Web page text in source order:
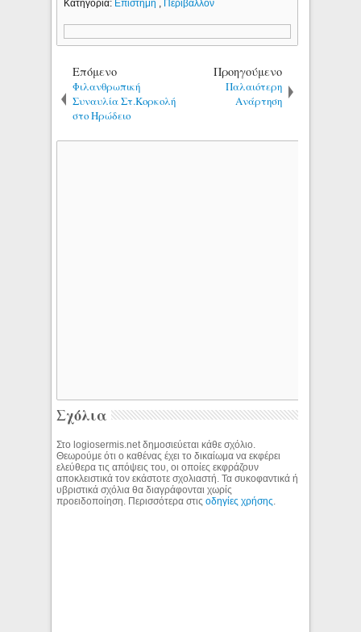
Κατηγορία: Επιστήμη , Περιβάλλον
Επόμενο
Φιλανθρωπική
Συναυλία Στ.Κορκολή
στο Ηρώδειο
Προηγούμενο
Παλαιότερη
Ανάρτηση
Σχόλια
Στο logiosermis.net δημοσιεύεται κάθε σχόλιο.
Θεωρούμε ότι ο καθένας έχει το δικαίωμα να εκφέρει
ελεύθερα τις απόψεις του, οι οποίες εκφράζουν
αποκλειστικά τον εκάστοτε σχολιαστή. Τα συκοφαντικά ή
υβριστικά σχόλια θα διαγράφονται χωρίς
προειδοποίηση. Περισσότερα στιςοδηγίες χρήσης.